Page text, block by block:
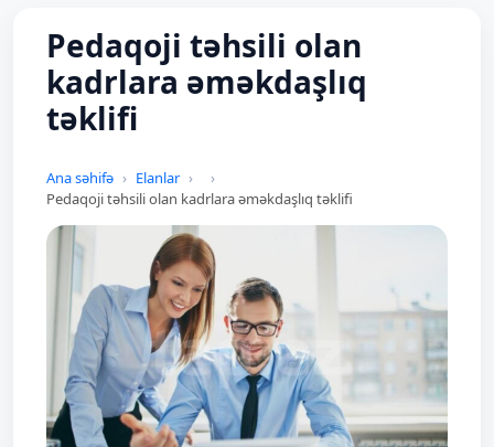
Pedaqoji təhsili olan
kadrlara əməkdaşlıq
təklifi
Ana səhifə
Elanlar
Pedaqoji təhsili olan kadrlara əməkdaşlıq təklifi